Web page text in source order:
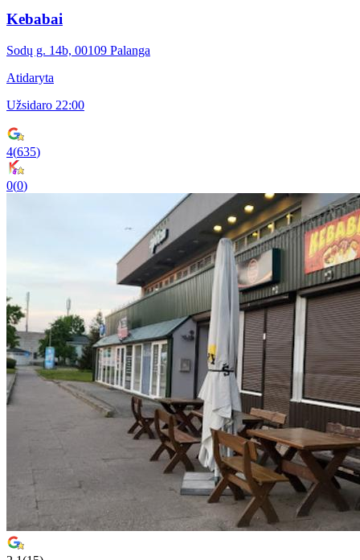
Kebabai
Sodų g. 14b, 00109 Palanga
Atidaryta
Užsidaro 22:00
4(635)
0(0)